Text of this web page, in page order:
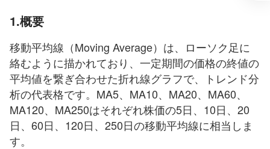
1.概要
移動平均線（Moving Average）は、ローソク足に
絡むように描かれており、一定期間の価格の終値の
平均値を繋ぎ合わせた折れ線グラフで、トレンド分
析の代表格です。MA5、MA10、MA20、MA60、
MA120、MA250はそれぞれ株価の5日、10日、20
日、60日、120日、250日の移動平均線に相当しま
す。